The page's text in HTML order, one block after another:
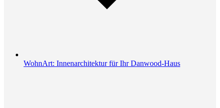
WohnArt: Innenarchitektur für Ihr Danwood-Haus